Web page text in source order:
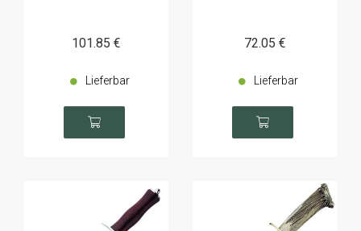
101.85 €
Lieferbar
72.05 €
Lieferbar